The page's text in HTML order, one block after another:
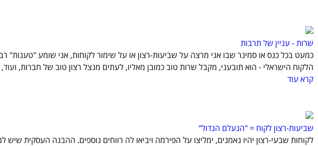
שרות - עניין של תרבות
כמעט בכל כנס או סמינר שבו אני מרצה על שביעות-רצון או על שימור לקוחות, אני שומע
הלקוח הישראלי - הוא תובעני, מקבל שרות טוב כמובן מאליו, לעתים מנצל רצון טוב של חברות, ועוד,
קרא עוד
שביעות-רצון לקוח = "הנעלם הגדול"
לקוחות שבעי-רצון יהיו נאמנים, ימליצו על הפירמה ויביאו לה רווחים נוספים. ההבנה העסקית